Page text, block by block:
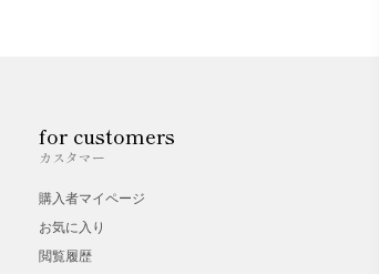
for customers
カスタマー
購入者マイページ
お気に入り
閲覧履歴